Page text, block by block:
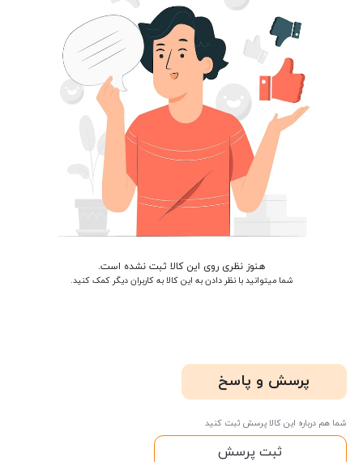
هنوز نظری روی این کالا ثبت نشده است.
شما میتوانید با نظر دادن به این کالا به کاربران دیگر کمک کنید.
پرسش و پاسخ
شما هم درباره این کالا پرسش ثبت کنید
ثبت پرسش